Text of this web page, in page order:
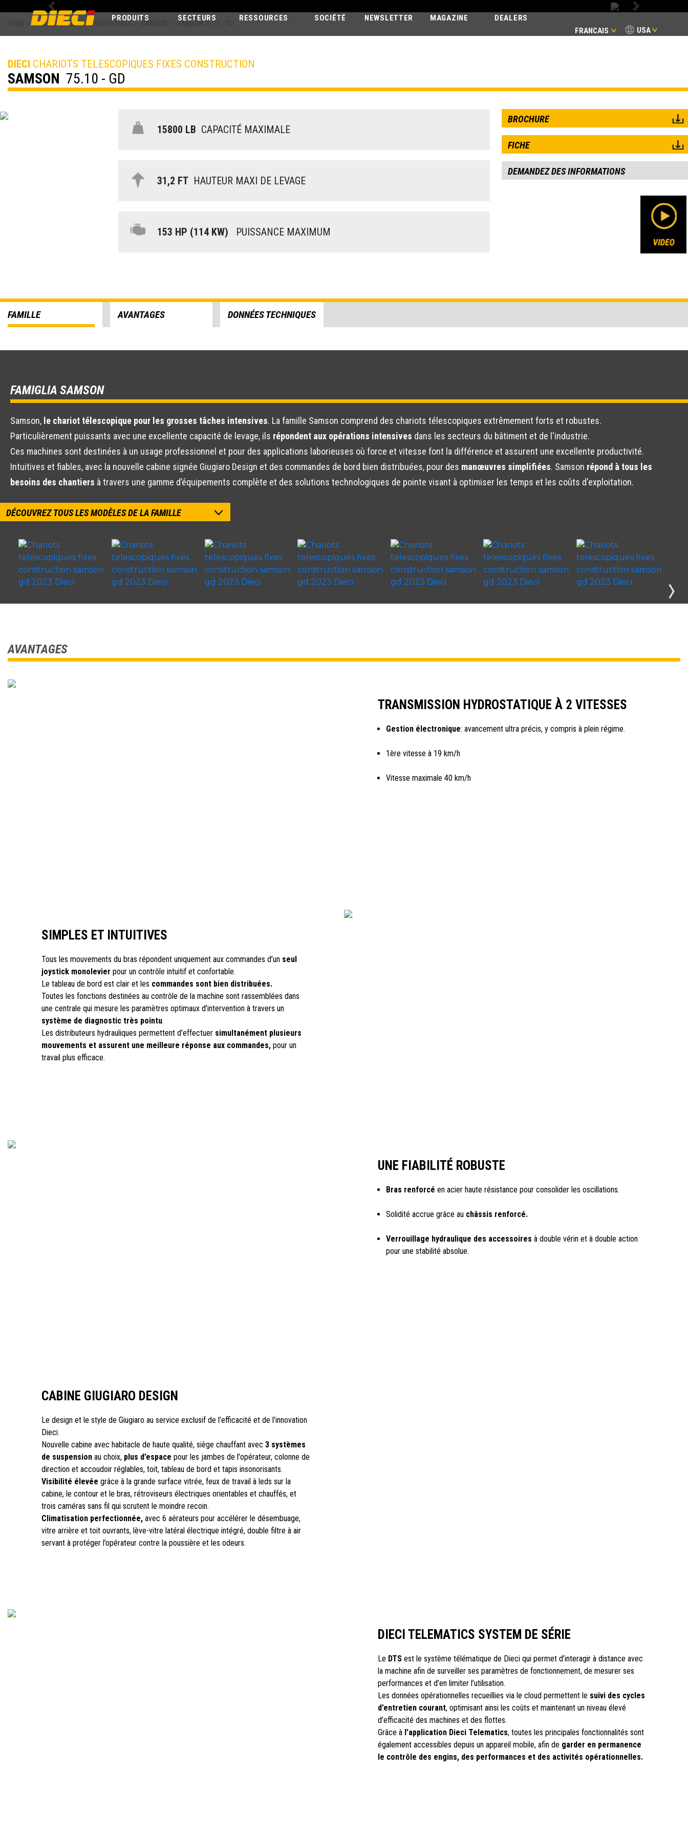
USA
FRANCAIS
NEWSLETTER MAGAZINE DEALERS
PRODUITS SECTEURS RESSOURCES SOCIÉTÉ
Previous Next
SAMSON
CHARIOTS TELESCOPIQUES FIXES
DIECI CHARIOTS TELESCOPIQUES FIXES CONSTRUCTION
SAMSON 75.10 - GD
15800 LB CAPACITÉ MAXIMALE
31,2 FTHAUTEUR MAXI DE LEVAGE
153 HP (114 KW) PUISSANCE MAXIMUM
BROCHURE
FICHE
DEMANDEZ DES INFORMATIONS
FAMILLE AVANTAGES DONNÉES TECHNIQUES
FAMIGLIA SAMSON
Samson, le chariot télescopique pour les grosses tâches intensives. La famille Samson comprend des chariots télescopiques extrêmement forts et robustes.
Particulièrement puissants avec une excellente capacité de levage, ils répondent aux opérations intensives dans les secteurs du bâtiment et de l'industrie.
Ces machines sont destinées à un usage professionnel et pour des applications laborieuses où force et vitesse font la différence et assurent une excellente productivité.
Intuitives et fiables, avec la nouvelle cabine signée Giugiaro Design et des commandes de bord bien distribuées, pour des manœuvres simplifiées. Samson répond à tous les
besoins des chantiers à travers une gamme d’équipements complète et des solutions technologiques de pointe visant à optimiser les temps et les coûts d'exploitation.
DÉCOUVREZ TOUS LES MODÈLES DE LA FAMILLE
AVANTAGES
TRANSMISSION HYDROSTATIQUE À 2 VITESSES
Gestion électronique: avancement ultra précis, y compris à plein régime.
1ère vitesse à 19 km/h
Vitesse maximale 40 km/h
SIMPLES ET INTUITIVES
Tous les mouvements du bras répondent uniquement aux commandes d’un seul
joystick monolevier pour un contrôle intuitif et confortable.
Le tableau de bord est clair et les commandes sont bien distribuées.
Toutes les fonctions destinées au contrôle de la machine sont rassemblées dans
une centrale qui mesure les paramètres optimaux d’intervention à travers un
système de diagnostic très pointu.
Les distributeurs hydrauliques permettent d’effectuer simultanément plusieurs
mouvements et assurent une meilleure réponse aux commandes,pour un
travail plus efficace.
UNE FIABILITÉ ROBUSTE
Bras renforcé en acier haute résistance pour consolider les oscillations.
Solidité accrue grâce au châssis renforcé.
Verrouillage hydraulique des accessoires à double vérin et à double action
pour une stabilité absolue.
CABINE GIUGIARO DESIGN
Le design et le style de Giugiaro au service exclusif de l’efficacité et de l’innovation
Dieci.
Nouvelle cabine avec habitacle de haute qualité, siège chauffant avec 3 systèmes
de suspensionau choix, plus d’espace pour les jambes de l'opérateur, colonne de
direction et accoudoir réglables, toit, tableau de bord et tapis insonorisants.
Visibilité élevée grâce à la grande surface vitrée, feux de travail à leds sur la
cabine, le contour et le bras, rétroviseurs électriques orientables et chauffés, et
trois caméras sans fil qui scrutent le moindre recoin.
Climatisation perfectionnée,avec 6 aérateurs pour accélérer le désembuage,
vitre arrière et toit ouvrants, lève-vitre latéral électrique intégré, double filtre à air
servant à protéger l’opérateur contre la poussière et les odeurs.
DIECI TELEMATICS SYSTEM DE SÉRIE
Le DTSest le système télématique de Dieci qui permet d’interagir à distance avec
la machine afin de surveiller ses paramètres de fonctionnement, de mesurer ses
performances et d’en limiter l’utilisation.
Les données opérationnelles recueillies via le cloud permettent le suivi des cycles
d’entretien courant, optimisant ainsi les coûts et maintenant un niveau élevé
d’efficacité des machines et des flottes.
Grâce à l’application Dieci Telematics, toutes les principales fonctionnalités sont
également accessibles depuis un appareil mobile, afin de garder en permanence
le contrôle des engins, des performances et des activités opérationnelles.